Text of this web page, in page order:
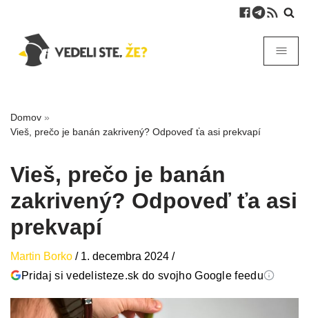
Domov »
Vieš, prečo je banán zakrivený? Odpoveď ťa asi prekvapí
Vieš, prečo je banán
zakrivený? Odpoveď ťa asi
prekvapí
Martin Borko / 1. decembra 2024 /
Pridaj si vedelisteze.sk do svojho Google feedu